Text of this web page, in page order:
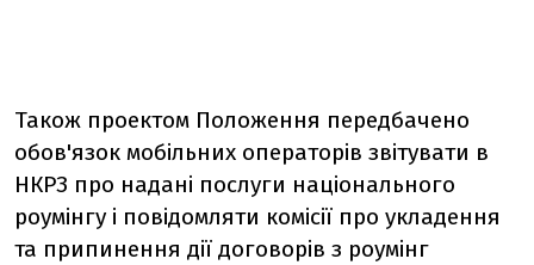
Також проектом Положення передбачено
обов'язок мобільних операторів звітувати в
НКРЗ про надані послуги національного
роумінгу і повідомляти комісії про укладення
та припинення дії договорів з роумінг